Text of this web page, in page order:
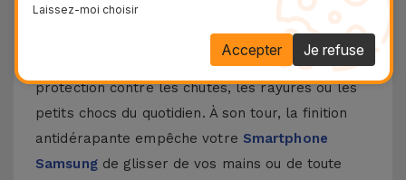
La coque en silicone pour Samsung se distingue
par sa légèreté et sa flexibilité. Fabriqué à partir
de matériaux de haute qualité, vous aurez une
protection contre les chutes, les rayures ou les
petits chocs du quotidien. À son tour, la finition
antidérapante empêche votre Smartphone
Samsungde glisser de vos mains ou de toute
Laissez-moi choisir
Je refuse
Accepter